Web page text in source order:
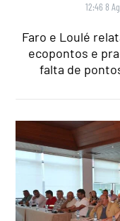
12:46 8
Faro e Loulé
ecopontos e
falta de